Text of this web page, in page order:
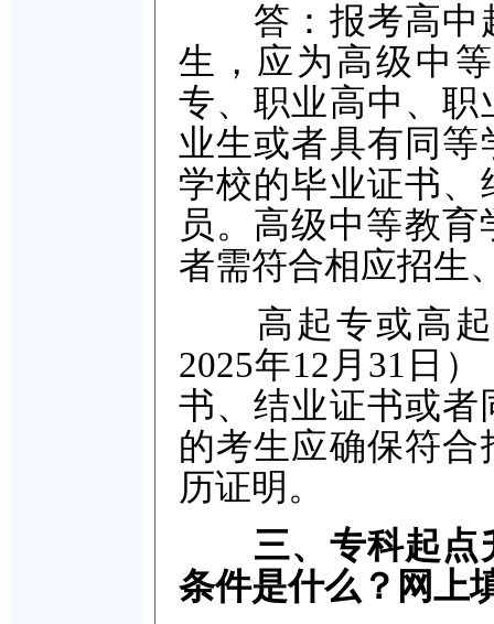
答：报考高中
生，应为高级中
专、职业高中、
业生或者具有同
学校的毕业证书
员。高级中等教
者需符合相应招生
高起专或高起
2025年12月31日
书、结业证书或者
的考生应确保符
历证明。
三、专科起点
条件是什么？网上